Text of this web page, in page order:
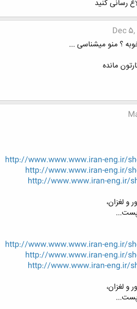
رسانی کنید
Dec 5,
؟ منو میشناسی ...
مانده
http://www.www.www.iran-eng.ir/
http://www.www.iran-eng.ir/
http://www.www.iran-eng.ir/
و لغزان،
پست...
http://www.www.www.iran-eng.ir/
http://www.www.iran-eng.ir/
http://www.www.iran-eng.ir/
و لغزان،
پست...